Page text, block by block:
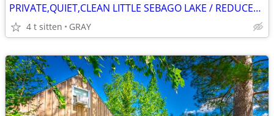
PRIVATE,QUIET,CLEAN LITTLE SEBAGO LAKE / REDUCED SEPT REMAINING
4 t sitten GRAY